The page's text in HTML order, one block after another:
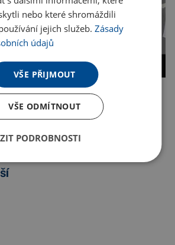
nebo které shromáždili
jejich služeb.Zásady
údajů
VŠE PŘIJMOUT
VŠE ODMÍTNOUT
PODROBNOSTI